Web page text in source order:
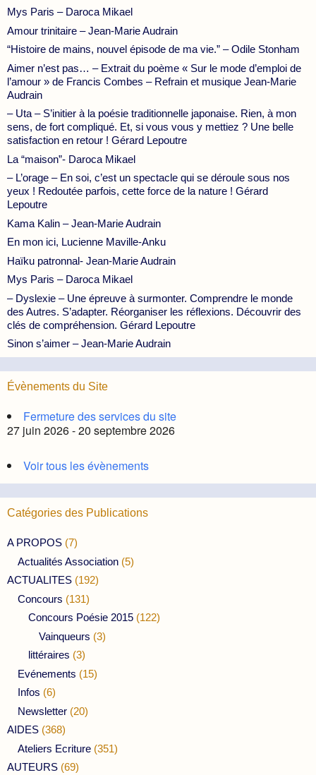
Mys Paris – Daroca Mikael
Amour trinitaire – Jean-Marie Audrain
“Histoire de mains, nouvel épisode de ma vie.” – Odile Stonham
Aimer n’est pas… – Extrait du poème « Sur le mode d’emploi de
l’amour » de Francis Combes – Refrain et musique Jean-Marie
Audrain
– Uta – S’initier à la poésie traditionnelle japonaise. Rien, à mon
sens, de fort compliqué. Et, si vous vous y mettiez ? Une belle
satisfaction en retour ! Gérard Lepoutre
La “maison”- Daroca Mikael
– L’orage – En soi, c’est un spectacle qui se déroule sous nos
yeux ! Redoutée parfois, cette force de la nature ! Gérard
Lepoutre
Kama Kalin – Jean-Marie Audrain
En mon ici, Lucienne Maville-Anku
Haïku patronnal- Jean-Marie Audrain
Mys Paris – Daroca Mikael
– Dyslexie – Une épreuve à surmonter. Comprendre le monde
des Autres. S’adapter. Réorganiser les réflexions. Découvrir des
clés de compréhension. Gérard Lepoutre
Sinon s’aimer – Jean-Marie Audrain
Évènements du Site
Fermeture des services du site
27 juin 2026 - 20 septembre 2026
Voir tous les évènements
Catégories des Publications
A PROPOS (7)
Actualités Association (5)
ACTUALITES (192)
Concours (131)
Concours Poésie 2015 (122)
Vainqueurs (3)
littéraires (3)
Evénements (15)
Infos (6)
Newsletter (20)
AIDES (368)
Ateliers Ecriture (351)
AUTEURS (69)